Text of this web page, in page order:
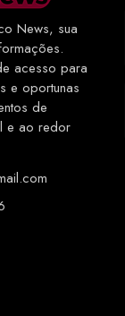
News, sua
acesso para
e oportunas
de
e ao redor